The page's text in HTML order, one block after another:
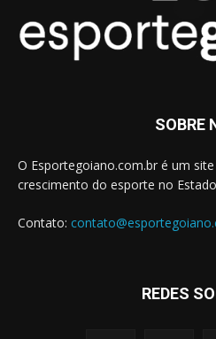
SOBRE
O Esportegoiano.com.br é um
crescimento do esporte no
Contato:
REDES